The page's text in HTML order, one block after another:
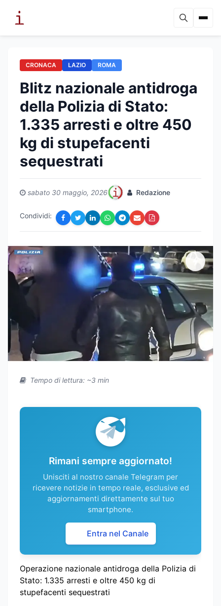
CRONACA LAZIO ROMA
Blitz nazionale antidroga
della Polizia di Stato:
1.335 arresti e oltre 450
kg di stupefacenti
sequestrati
sabato 30 maggio, 2026 Redazione
Condividi:
Tempo di lettura: ~3 min
Rimani sempre aggiornato!
Unisciti al nostro canale Telegram per
ricevere notizie in tempo reale, esclusive ed
aggiornamenti direttamente sul tuo
smartphone.
Entra nel Canale
Operazione nazionale antidroga della Polizia di
Stato: 1.335 arresti e oltre 450 kg di
stupefacenti sequestrati